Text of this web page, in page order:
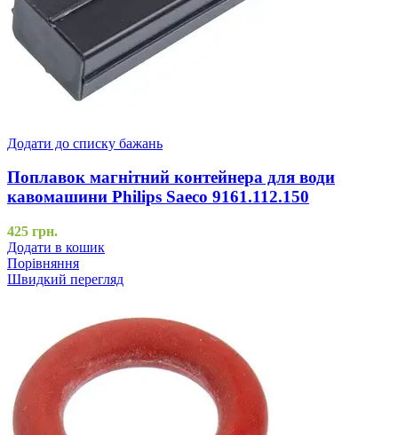
Додати до списку бажань
Поплавок магнітний контейнера для води
кавомашини Philips Saeco 9161.112.150
425 грн.
Додати в кошик
Порівняння
Швидкий перегляд